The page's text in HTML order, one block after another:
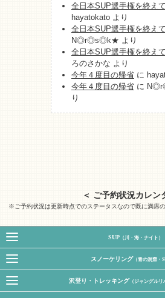
全日本SUP選手権を終えて
hayatokato より
全日本SUP選手権を終えて
N◎r◎s◎k★ より
全日本SUP選手権を終えて
ろのさかな より
今年４度目の帰省 に
今年４度目の帰省 に
り
＜ ご予約状況カレン
※ご予約状況は更新時点でのステータスなので既に満席
SUP（川・海・ナイト）
スノーケリング（青の洞窟・
沢登り・トレッキング（ジャングルリ